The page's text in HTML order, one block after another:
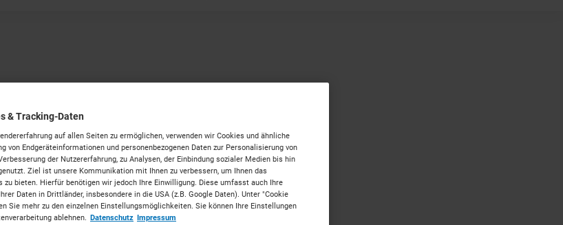
in
& Tracking-Daten
auf allen Seiten zu ermöglichen, verwenden wir Cookies und ähnliche
von Endgeräteinformationen und personenbezogenen Daten zur Personalisierung von
der Nutzererfahrung, zu Analysen, der Einbindung sozialer Medien bis hin
Ziel ist unsere Kommunikation mit Ihnen zu verbessern, um Ihnen das
zu bieten. Hierfür benötigen wir jedoch Ihre Einwilligung. Diese umfasst auch Ihre
Daten in Drittländer, insbesondere in die USA (z.B. Google Daten). Unter "Cookie
Sie mehr zu den einzelnen Einstellungsmöglichkeiten. Sie können Ihre Einstellungen
ablehnen. Datenschutz Impressum